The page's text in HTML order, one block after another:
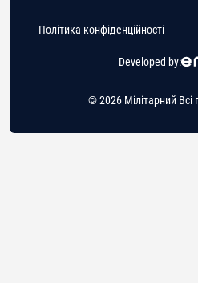
© 2026 Мілітарний Всі
Developed by:
Політика конфіденційності